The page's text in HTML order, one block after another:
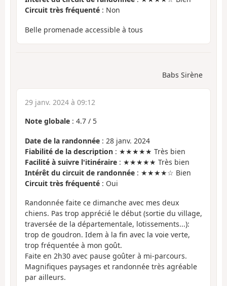
Circuit très fréquenté : Non
Belle promenade accessible à tous
Babs Sirène
29 janv. 2024 à 09:12
Note globale : 4.7 / 5
Date de la randonnée : 28 janv. 2024
Fiabilité de la description : ★★★★★ Très bien
Facilité à suivre l'itinéraire : ★★★★★ Très bien
Intérêt du circuit de randonnée : ★★★★☆ Bien
Circuit très fréquenté : Oui
Randonnée faite ce dimanche avec mes deux
chiens. Pas trop apprécié le début (sortie du village,
traversée de la départementale, lotissements...):
trop de goudron. Idem à la fin avec la voie verte,
trop fréquentée à mon goût.
Faite en 2h30 avec pause goûter à mi-parcours.
Magnifiques paysages et randonnée très agréable
par ailleurs.